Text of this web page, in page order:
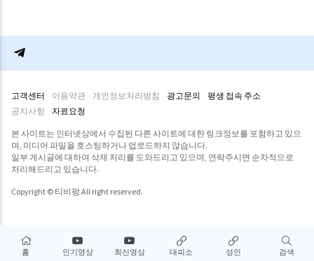
고객센터 이용약관 개인정보처리방침 광고문의
평생 접속 주소
공지사항
자료요청
본 사이트는 인터넷상에서 수집된 다른 사이트에 대한 링크정보를 포함하고 있으
며, 미디어 파일을 호스팅하거나 업로드하지 않습니다.
일부 게시글에 대하여 삭제 처리를 도와드리고 있으며, 연락주시면 순차적으로
처리해드리고 있습니다.
Copyright © 티비팡 All right reserved.
홈 인기영상 최신영상 대피소 성인 검색